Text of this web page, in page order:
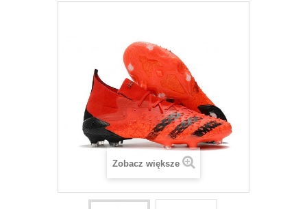
Zobacz większe